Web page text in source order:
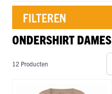
FILTEREN
Doorgaan naar productlijst
ONDERSHIRT DAMES
12 Producten